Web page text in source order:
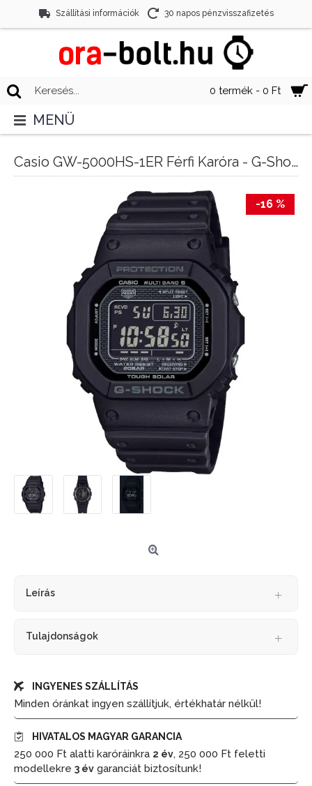
Szállítási információk 30 napos pénzvisszafizetés
0 termék - 0 Ft
MENÜ
Casio GW-5000HS-1ER Férfi Karóra - G-Shock Origin
-16 %
Leírás
Tulajdonságok
INGYENES SZÁLLÍTÁS
Minden óránkat ingyen szállítjuk, értékhatár nélkül!
HIVATALOS MAGYAR GARANCIA
250 000 Ft alatti karóráinkra 2 év, 250 000 Ft feletti
modellekre 3 év garanciát biztosítunk!